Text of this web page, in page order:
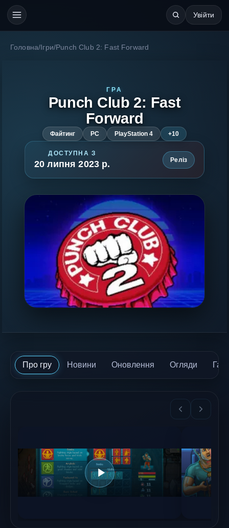
Увійти
Головна/ Ігри/Punch Club 2: Fast Forward
ГРА
Punch Club 2: Fast
Forward
Файтинг PC PlayStation 4 +10
ДОСТУПНА З
20 липня 2023 р. Реліз
Про гру Новини Оновлення Огляди